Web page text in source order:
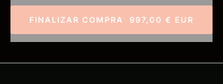
FINALIZAR COMPRA 997,00 € EUR